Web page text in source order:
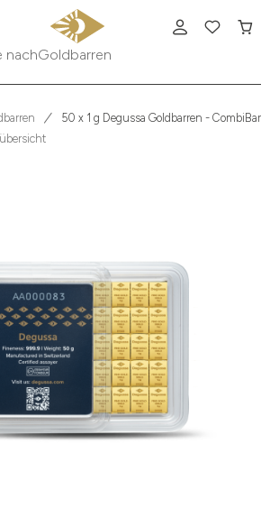
nach
50 x 1 g Degussa Goldbarren - CombiBar®